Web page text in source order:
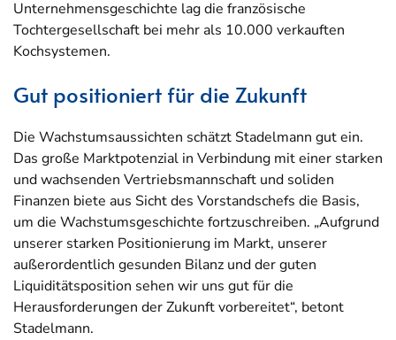
Unternehmensgeschichte lag die französische
Tochtergesellschaft bei mehr als 10.000 verkauften
Kochsystemen.
Gut positioniert für die Zukunft
Die Wachstumsaussichten schätzt Stadelmann gut ein.
Das große Marktpotenzial in Verbindung mit einer starken
und wachsenden Vertriebsmannschaft und soliden
Finanzen biete aus Sicht des Vorstandschefs die Basis,
um die Wachstumsgeschichte fortzuschreiben. „Aufgrund
unserer starken Positionierung im Markt, unserer
außerordentlich gesunden Bilanz und der guten
Liquiditätsposition sehen wir uns gut für die
Herausforderungen der Zukunft vorbereitet“, betont
Stadelmann.